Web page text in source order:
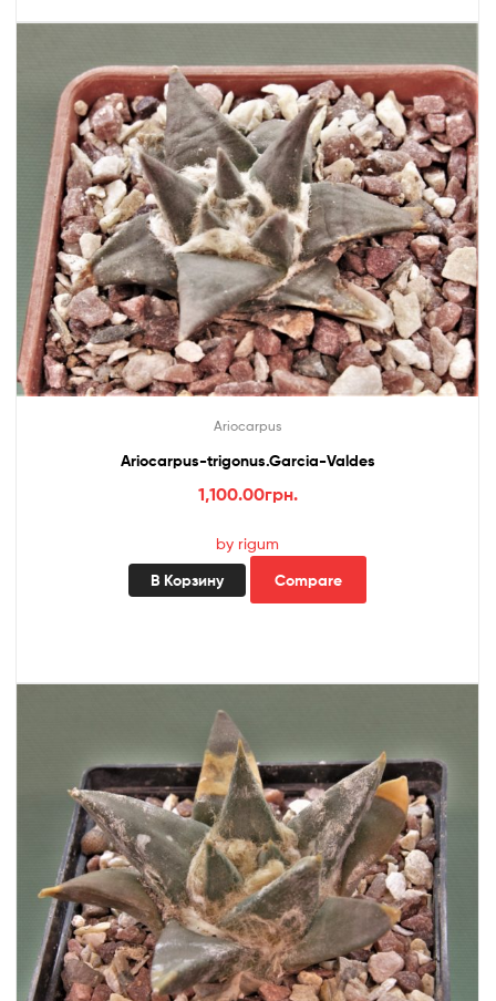
Ariocarpus
Ariocarpus-trigonus.Garcia-Valdes
1,100.00грн.
by rigum
В Корзину Compare